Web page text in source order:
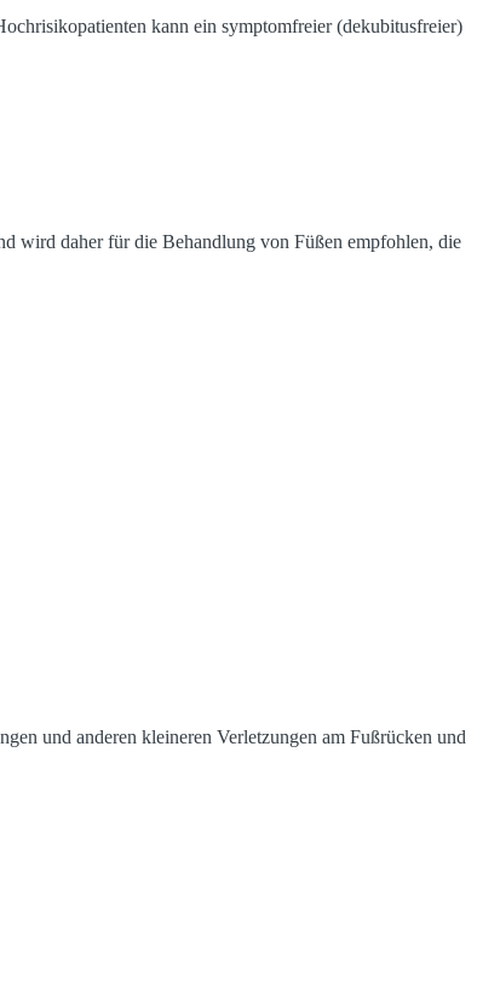
kann ein symptomfreier (dekubitusfreier)
wird daher für die Behandlung von Füßen empfohlen, die
und anderen kleineren Verletzungen am Fußrücken und